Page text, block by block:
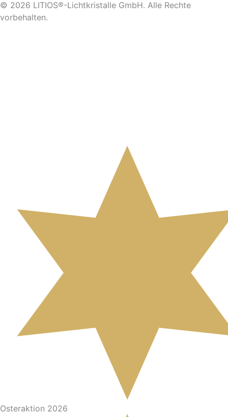
© 2026 LITIOS®-Lichtkristalle GmbH. Alle Rechte
vorbehalten.
Osteraktion 2026